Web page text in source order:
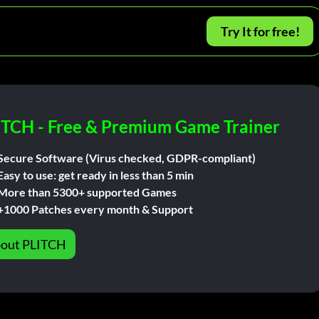
Try It for free!
- Free & Premium Game Trainer
Software (Virus checked, GDPR-compliant)
to use: get ready in less than 5 min
than 5300+ supported Games
Patches every month & Support
PLITCH